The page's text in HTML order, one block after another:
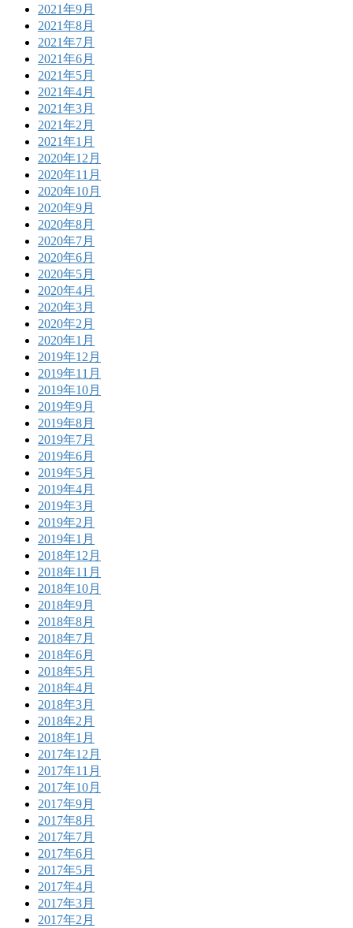
2021年9月
2021年8月
2021年7月
2021年6月
2021年5月
2021年4月
2021年3月
2021年2月
2021年1月
2020年12月
2020年11月
2020年10月
2020年9月
2020年8月
2020年7月
2020年6月
2020年5月
2020年4月
2020年3月
2020年2月
2020年1月
2019年12月
2019年11月
2019年10月
2019年9月
2019年8月
2019年7月
2019年6月
2019年5月
2019年4月
2019年3月
2019年2月
2019年1月
2018年12月
2018年11月
2018年10月
2018年9月
2018年8月
2018年7月
2018年6月
2018年5月
2018年4月
2018年3月
2018年2月
2018年1月
2017年12月
2017年11月
2017年10月
2017年9月
2017年8月
2017年7月
2017年6月
2017年5月
2017年4月
2017年3月
2017年2月